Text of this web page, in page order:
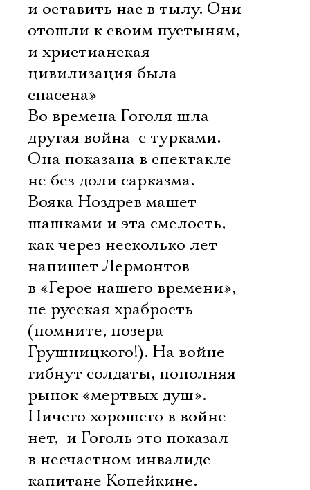
и оставить нас в тылу. Они
отошли к своим пустыням,
и христианская
цивилизация была
спасена»
Во времена Гоголя шла
другая война  с турками.
Она показана в спектакле
не без доли сарказма.
Вояка Ноздрев машет
шашками и эта смелость,
как через несколько лет
напишет Лермонтов
в «Герое нашего времени», 
не русская храбрость
(помните, позера-
Грушницкого!). На войне
гибнут солдаты, пополняя
рынок «мертвых душ».
Ничего хорошего в войне
нет,  и Гоголь это показал
в несчастном инвалиде 
капитане Копейкине.